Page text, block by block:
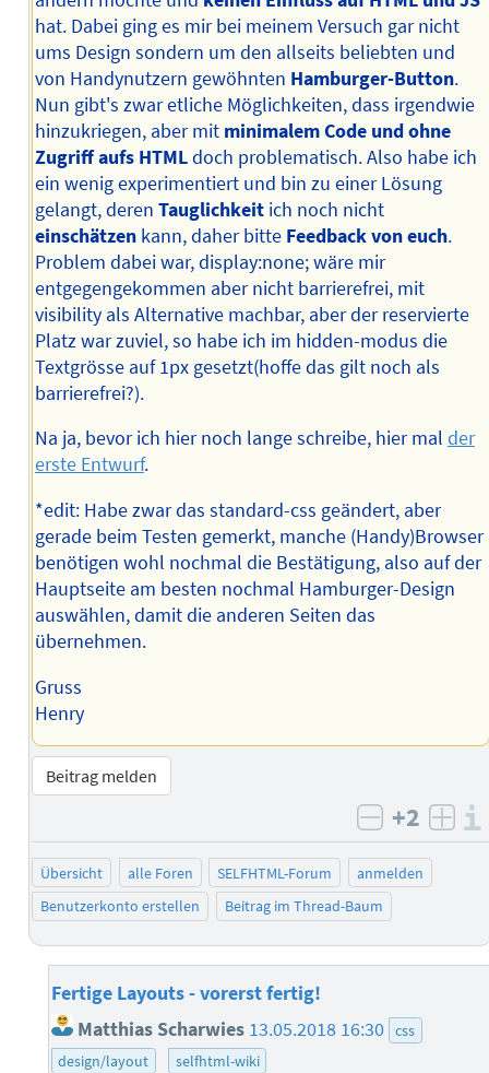
hat. Dabei ging es mir bei meinem Versuch gar nicht
ums Design sondern um den allseits beliebten und
von Handynutzern gewöhnten Hamburger-Button.
Nun gibt's zwar etliche Möglichkeiten, dass irgendwie
hinzukriegen, aber mit minimalem Code und ohne
Zugriff aufs HTMLdoch problematisch. Also habe ich
ein wenig experimentiert und bin zu einer Lösung
gelangt, deren Tauglichkeitich noch nicht
einschätzenkann, daher bitte Feedback von euch.
Problem dabei war, display:none; wäre mir
entgegengekommen aber nicht barrierefrei, mit
visibility als Alternative machbar, aber der reservierte
Platz war zuviel, so habe ich im hidden-modus die
Textgrösse auf 1px gesetzt(hoffe das gilt noch als
barrierefrei?).
Na ja, bevor ich hier noch lange schreibe, hier mal der
erste Entwurf.
*edit: Habe zwar das standard-css geändert, aber
gerade beim Testen gemerkt, manche (Handy)Browser
benötigen wohl nochmal die Bestätigung, also auf der
Hauptseite am besten nochmal Hamburger-Design
auswählen, damit die anderen Seiten das
übernehmen.
Gruss
Henry
Beitrag melden
negativ
+2
Übersicht alle Foren SELFHTML-Forum
anmelden
Benutzerkonto erstellen
Beitrag im Thread-Baum
Fertige Layouts - vorerst fertig!
Matthias Scharwies 13.05.2018 16:30 css
design/layout
selfhtml-wiki